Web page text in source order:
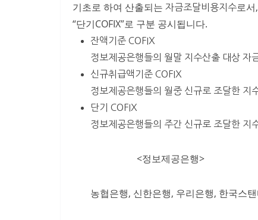
기초로 하여 산출되는 자금조달비용지수로서
“단기COFIX”로 구분 공시됩니다.
잔액기준 COFIX
정보제공은행들의 월말 지수산출 대상 자
신규취급액기준 COFIX
정보제공은행들의 월중 신규로 조달한 지
단기 COFIX
정보제공은행들의 주간 신규로 조달한 지
<정보제공은행>
농협은행, 신한은행, 우리은행, 한국스